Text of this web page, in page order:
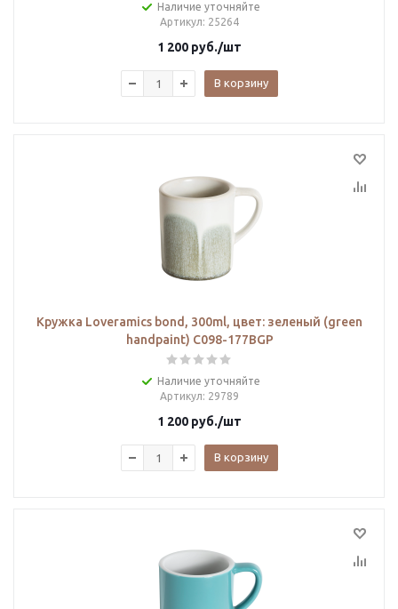
Наличие уточняйте
Артикул: 25264
1 200 руб./шт
В корзину
Кружка Loveramics bond, 300ml, цвет: зеленый (green
handpaint) C098-177BGP
Наличие уточняйте
Артикул: 29789
1 200 руб./шт
В корзину